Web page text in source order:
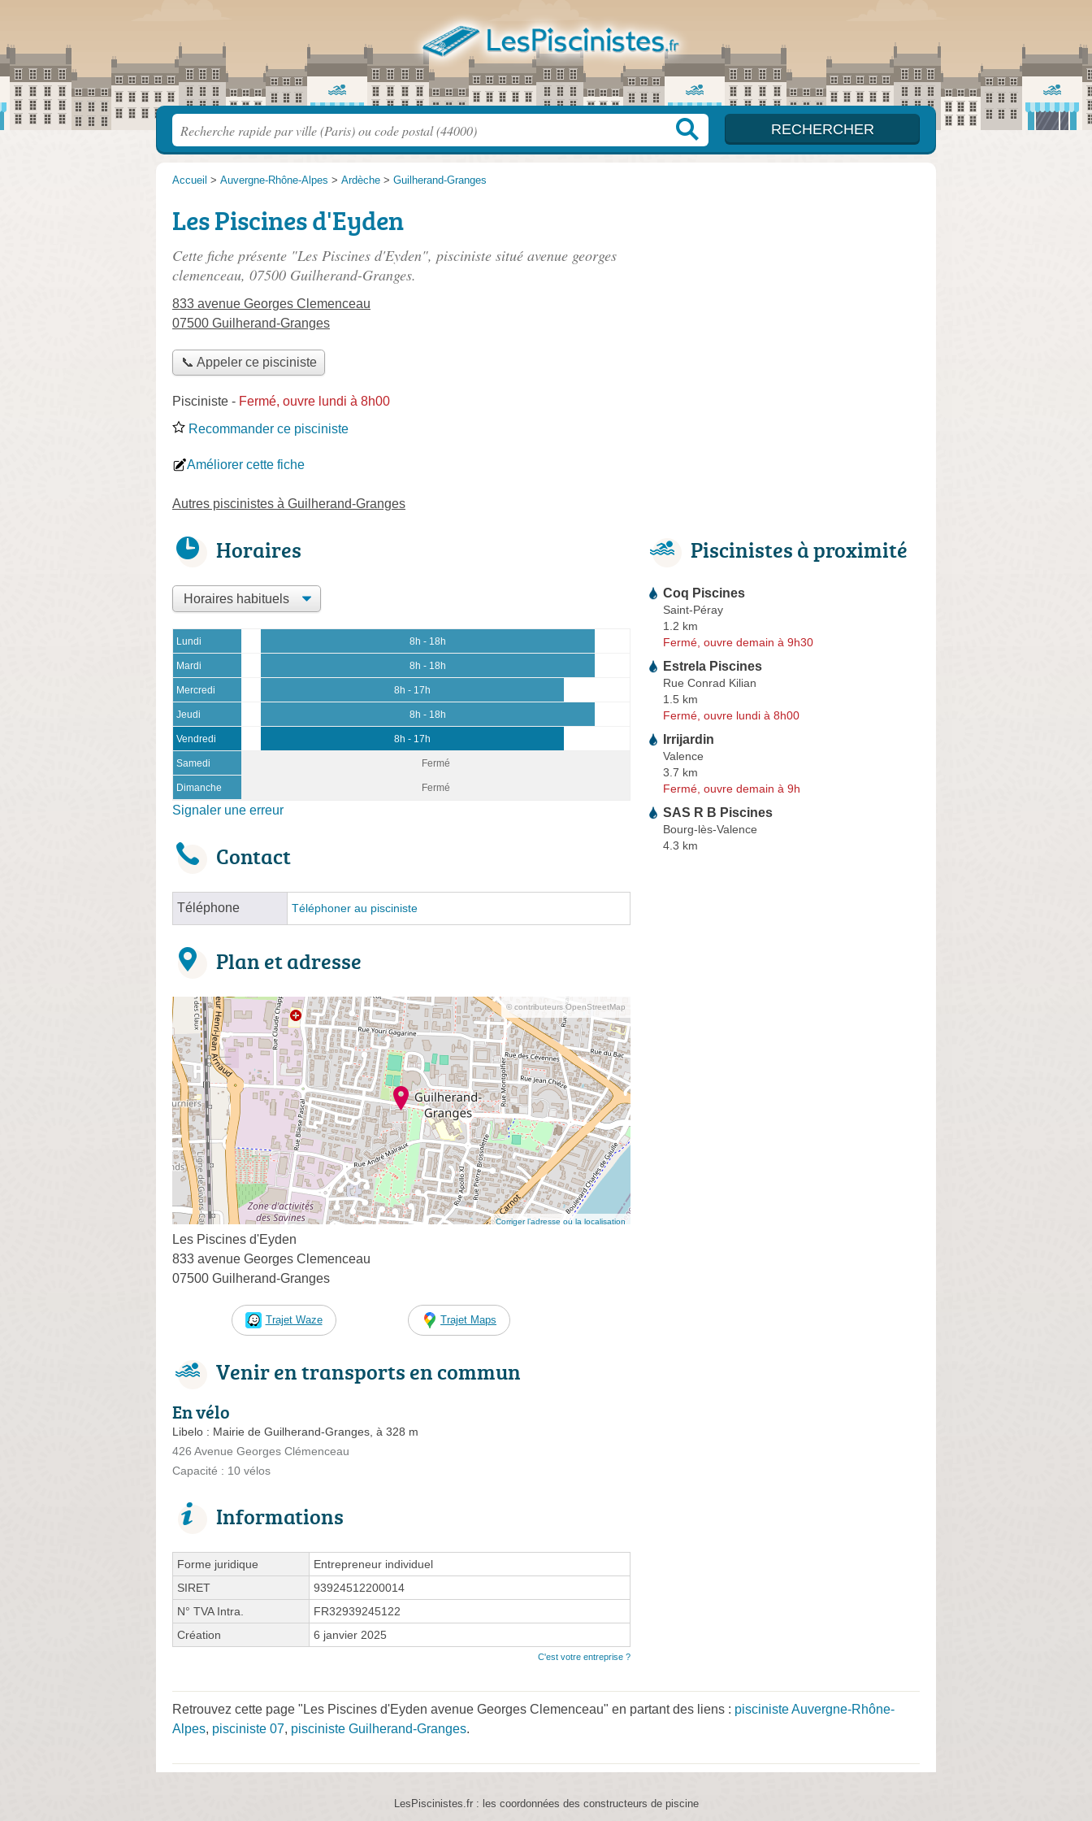
Accueil > Auvergne-Rhône-Alpes > Ardèche > Guilherand-Granges
Les Piscines d'Eyden
Cette fiche présente "Les Piscines d'Eyden", pisciniste situé avenue georges
clemenceau, 07500 Guilherand-Granges.
833 avenue Georges Clemenceau
07500 Guilherand-Granges
📞 Appeler ce pisciniste
Pisciniste - Fermé, ouvre lundi à 8h00
Recommander ce pisciniste
Améliorer cette fiche
Autres piscinistes à Guilherand-Granges
Horaires
Lundi 8h - 18h
Mardi 8h - 18h
Mercredi 8h - 17h
Jeudi 8h - 18h
Vendredi 8h - 17h
Samedi Fermé
Dimanche Fermé
Signaler une erreur
Contact
Téléphone Téléphoner au pisciniste
Plan et adresse
© contributeurs OpenStreetMap
Corriger l’adresse ou la localisation
Les Piscines d'Eyden
833 avenue Georges Clemenceau
07500 Guilherand-Granges
Trajet Waze Trajet Maps
Venir en transports en commun
En vélo
Libelo : Mairie de Guilherand-Granges, à 328 m
426 Avenue Georges Clémenceau
Capacité : 10 vélos
Informations
Forme juridique
Entrepreneur individuel
SIRET
93924512200014
N° TVA Intra.
FR32939245122
Création
6 janvier 2025
C'est votre entreprise ?
Piscinistes à proximité
Coq Piscines
Saint-Péray
1.2 km
Fermé, ouvre demain à 9h30
Estrela Piscines
Rue Conrad Kilian
1.5 km
Fermé, ouvre lundi à 8h00
Irrijardin
Valence
3.7 km
Fermé, ouvre demain à 9h
SAS R B Piscines
Bourg-lès-Valence
4.3 km
Retrouvez cette page "Les Piscines d'Eyden avenue Georges Clemenceau" en partant des liens : pisciniste Auvergne-Rhône-
Alpes, pisciniste 07, pisciniste Guilherand-Granges.
LesPiscinistes.fr : les coordonnées des constructeurs de piscine